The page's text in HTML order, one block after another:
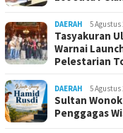
DAERAH 5 Agustus
Tasyakuran
Warnai
Pelestarian
DAERAH 5 Agustus
Sultan
Penggagas